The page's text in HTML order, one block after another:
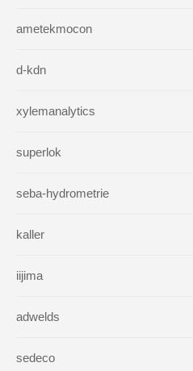
ametekmocon
d-kdn
xylemanalytics
superlok
seba-hydrometrie
kaller
iijima
adwelds
sedeco